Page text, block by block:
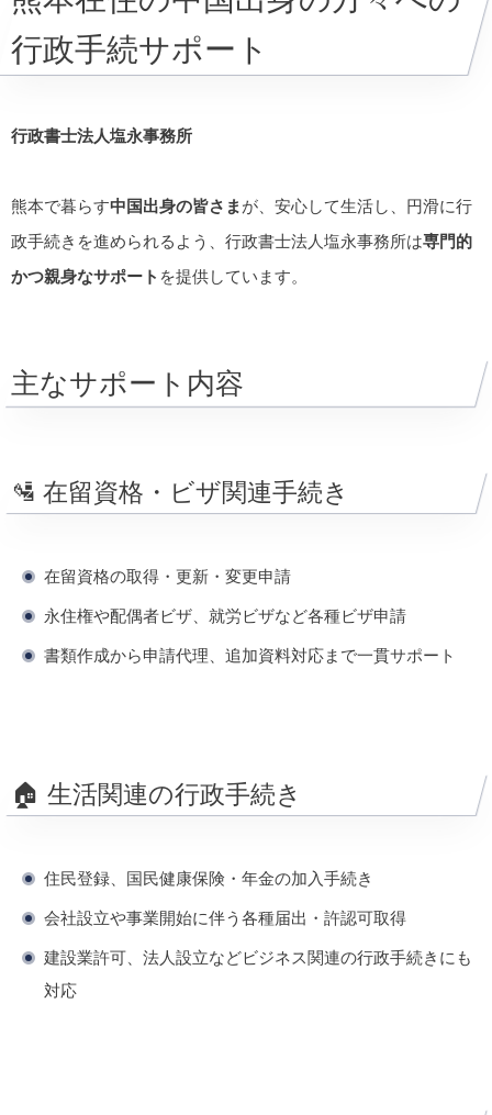
行政手続サポート
行政書士法人塩永事務所
熊本で暮らす中国出身の皆さま が、安心して生活し、円滑に行
政手続きを進められるよう、行政書士法人塩永事務所は専門的
かつ親身なサポート を提供しています。
主なサポート内容
🛂 在留資格・ビザ関連手続き
在留資格の取得・更新・変更申請
永住権や配偶者ビザ、就労ビザなど各種ビザ申請
書類作成から申請代理、追加資料対応まで一貫サポート
🏠 生活関連の行政手続き
住民登録、国民健康保険・年金の加入手続き
会社設立や事業開始に伴う各種届出・許認可取得
建設業許可、法人設立などビジネス関連の行政手続きにも
対応